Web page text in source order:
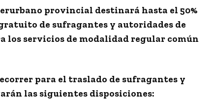
provincial destinará hasta el 50%
de sufragantes y autoridades de
los servicios de modalidad regular común
para el traslado de sufragantes y
las siguientes disposiciones: